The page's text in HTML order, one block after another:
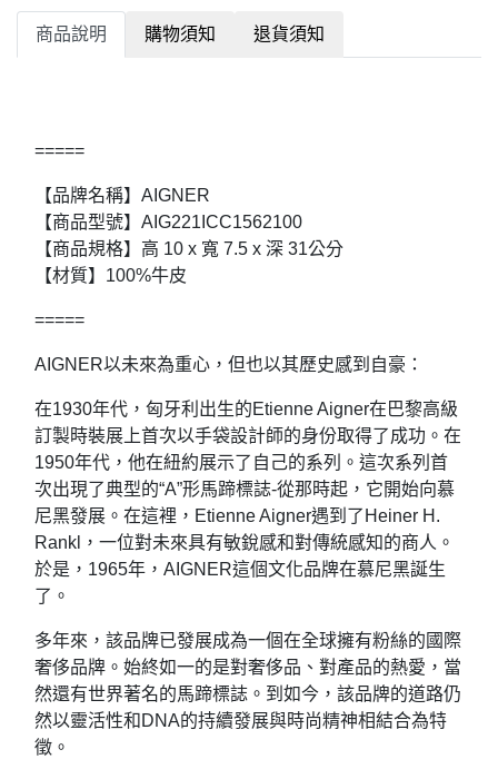
商品說明 購物須知 退貨須知
=====
【品牌名稱】AIGNER
【商品型號】AIG221ICC1562100
【商品規格】高 10 x 寬 7.5 x 深 31公分
【材質】100%牛皮
=====
AIGNER以未來為重心，但也以其歷史感到自豪：
在1930年代，匈牙利出生的Etienne Aigner在巴黎高級
訂製時裝展上首次以手袋設計師的身份取得了成功。在
1950年代，他在紐約展示了自己的系列。這次系列首
次出現了典型的“A”形馬蹄標誌-從那時起，它開始向慕
尼黑發展。在這裡，Etienne Aigner遇到了Heiner H.
Rankl，一位對未來具有敏銳感和對傳統感知的商人。
於是，1965年，AIGNER這個文化品牌在慕尼黑誕生
了。
多年來，該品牌已發展成為一個在全球擁有粉絲的國際
奢侈品牌。始終如一的是對奢侈品、對產品的熱愛，當
然還有世界著名的馬蹄標誌。到如今，該品牌的道路仍
然以靈活性和DNA的持續發展與時尚精神相結合為特
徵。